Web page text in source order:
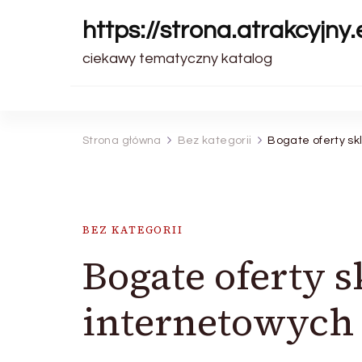
https://
ciekawy tematyczny katalog
Strona główna Bez kategorii Bogate oferty
BEZ KATEGORII
Bogate oferty
internetowych